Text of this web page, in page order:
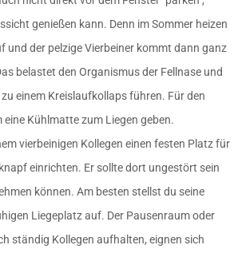
genießen kann. Denn im Sommer heizen
und der pelzige Vierbeiner kommt dann ganz
belastet den Organismus der Fellnase und
einem Kreislaufkollaps führen. Für den
Kühlmatte zum Liegen geben.
vierbeinigen Kollegen einen festen Platz für
einrichten. Er sollte dort ungestört sein
können. Am besten stellst du seine
Liegeplatz auf. Der Pausenraum oder
ständig Kollegen aufhalten, eignen sich